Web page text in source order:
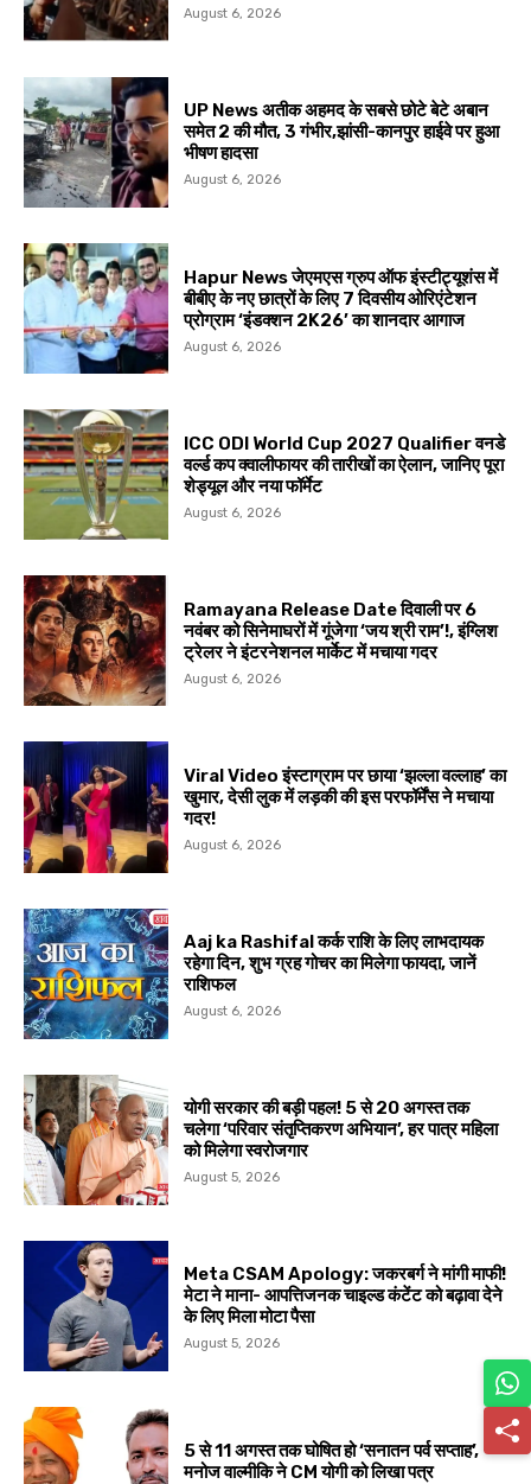
August 6, 2026
UP News अतीक अहमद के सबसे छोटे बेटे अबान
समेत 2 की मौत, 3 गंभीर,झांसी-कानपुर हाईवे पर हुआ
भीषण हादसा
August 6, 2026
Hapur News जेएमएस ग्रुप ऑफ इंस्टीट्यूशंस में
बीबीए के नए छात्रों के लिए 7 दिवसीय ओरिएंटेशन
प्रोग्राम ‘इंडक्शन 2K26’ का शानदार आगाज
August 6, 2026
ICC ODI World Cup 2027 Qualifier वनडे
वर्ल्ड कप क्वालीफायर की तारीखों का ऐलान, जानिए पूरा
शेड्यूल और नया फॉर्मेट
August 6, 2026
Ramayana Release Date दिवाली पर 6
नवंबर को सिनेमाघरों में गूंजेगा ‘जय श्री राम’!, इंग्लिश
ट्रेलर ने इंटरनेशनल मार्केट में मचाया गदर
August 6, 2026
Viral Video इंस्टाग्राम पर छाया ‘झल्ला वल्लाह’ का
खुमार, देसी लुक में लड़की की इस परफॉर्मेंस ने मचाया
गदर!
August 6, 2026
Aaj ka Rashifal कर्क राशि के लिए लाभदायक
रहेगा दिन, शुभ ग्रह गोचर का मिलेगा फायदा, जानें
राशिफल
August 6, 2026
योगी सरकार की बड़ी पहल! 5 से 20 अगस्त तक
चलेगा ‘परिवार संतृप्तिकरण अभियान’, हर पात्र महिला
को मिलेगा स्वरोजगार
August 5, 2026
Meta CSAM Apology: जकरबर्ग ने मांगी माफी!
मेटा ने माना- आपत्तिजनक चाइल्ड कंटेंट को बढ़ावा देने
के लिए मिला मोटा पैसा
August 5, 2026
5 से 11 अगस्त तक घोषित हो ‘सनातन पर्व सप्ताह’,
मनोज वाल्मीकि ने CM योगी को लिखा पत्र